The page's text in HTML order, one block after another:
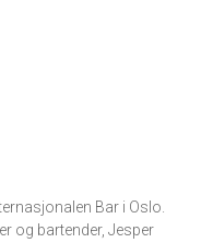
Bar i Oslo.
og bartender, Jesper